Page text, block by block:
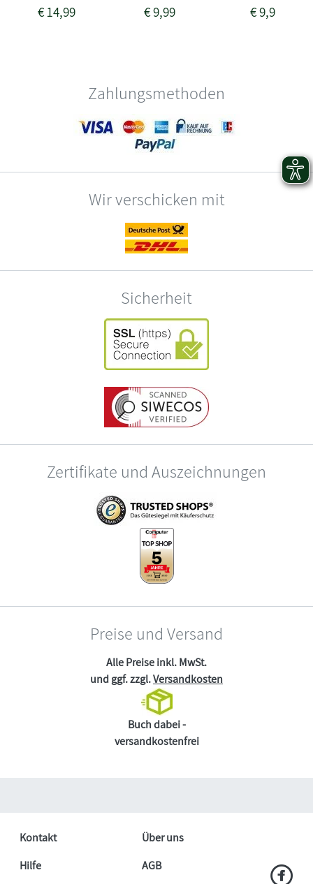
€14,99 €9,99 €9,99
Zahlungsmethoden
Wir verschicken mit
Sicherheit
Zertifikate und Auszeichnungen
Preise und Versand
Alle Preise inkl. MwSt.
und ggf. zzgl.Versandkosten
Buch dabei -
versandkostenfrei
Kontakt
Über uns
Hilfe
AGB